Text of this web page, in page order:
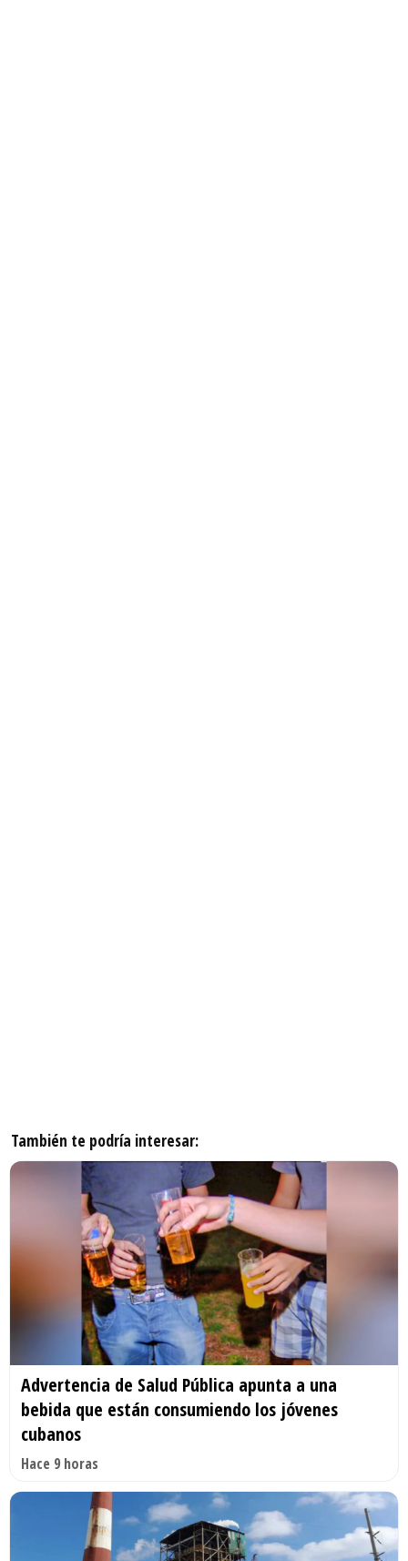
También te podría interesar:
Advertencia de Salud Pública apunta a una
bebida que están consumiendo los jóvenes
cubanos
Hace 9 horas